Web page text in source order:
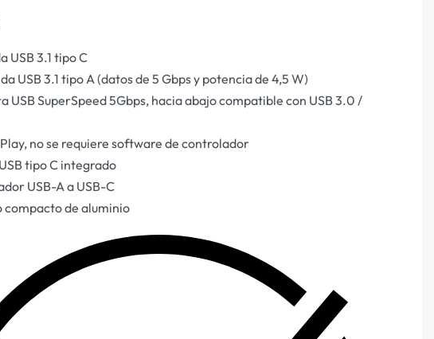
USB 3.1 tipo C‎
USB 3.1 tipo A (datos de 5 Gbps y potencia de 4,5 W)‎
USB SuperSpeed 5Gbps, hacia abajo compatible con USB 3.0 /
Play, no se requiere software de controlador‎
tipo C integrado‎
USB-A a USB-C‎
compacto de aluminio‎